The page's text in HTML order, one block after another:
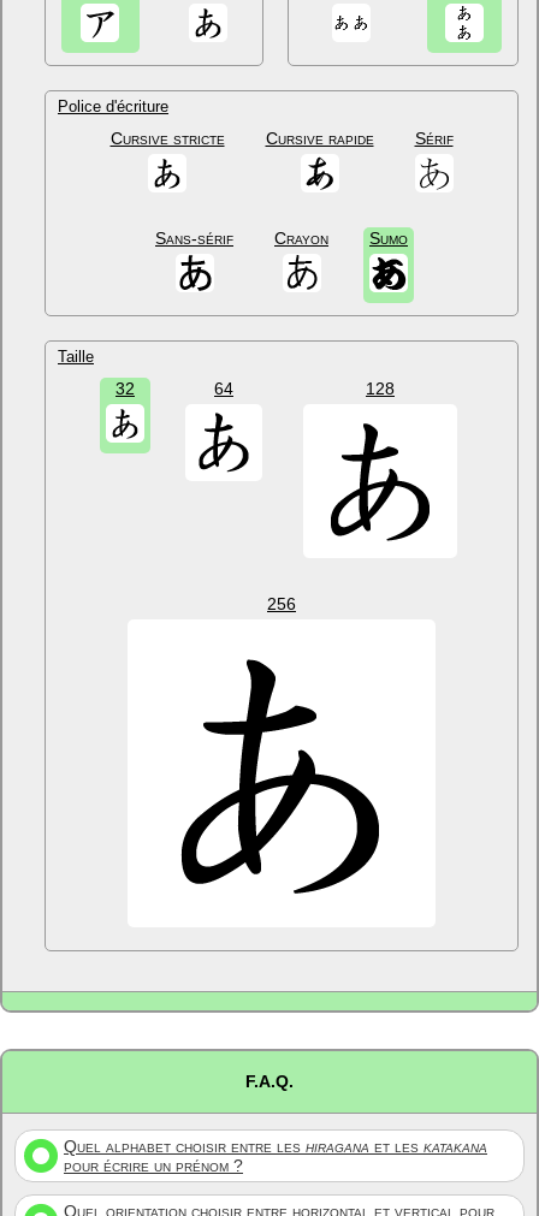
Police d'écriture
Cursive stricte Cursive rapide Sérif
Sans-sérif Crayon Sumo
Taille
32 64 128
256
F.A.Q.
Quel alphabet choisir entre les hiragana et les katakana
pour écrire un prénom ?
Quel orientation choisir entre horizontal et vertical pour